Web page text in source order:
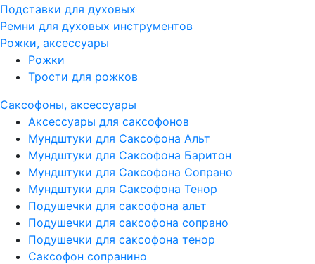
Подставки для духовых
Ремни для духовых инструментов
Рожки, аксессуары
Рожки
Трости для рожков
Саксофоны, аксессуары
Аксессуары для саксофонов
Мундштуки для Саксофона Альт
Мундштуки для Саксофона Баритон
Мундштуки для Саксофона Сопрано
Мундштуки для Саксофона Тенор
Подушечки для саксофона альт
Подушечки для саксофона сопрано
Подушечки для саксофона тенор
Саксофон сопранино